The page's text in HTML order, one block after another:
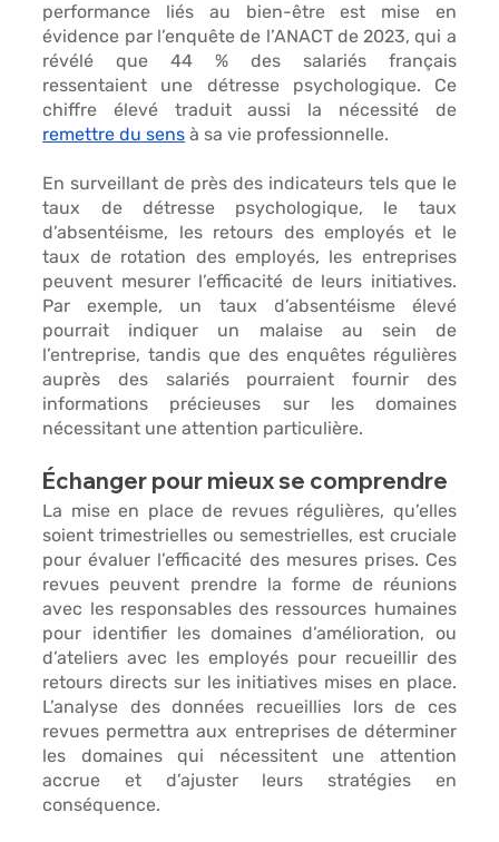
performance liés au bien-être est mise en
évidence par l’enquête de l’ANACT de 2023, qui a
révélé que 44 % des salariés français
ressentaient une détresse psychologique. Ce
chiffre élevé traduit aussi la nécessité de
remettre du sens à sa vie professionnelle.
En surveillant de près des indicateurs tels que le
taux de détresse psychologique, le taux
d’absentéisme, les retours des employés et le
taux de rotation des employés, les entreprises
peuvent mesurer l’efficacité de leurs initiatives.
Par exemple, un taux d’absentéisme élevé
pourrait indiquer un malaise au sein de
l’entreprise, tandis que des enquêtes régulières
auprès des salariés pourraient fournir des
informations précieuses sur les domaines
nécessitant une attention particulière.
Échanger pour mieux se comprendre
La mise en place de revues régulières, qu’elles
soient trimestrielles ou semestrielles, est cruciale
pour évaluer l’efficacité des mesures prises. Ces
revues peuvent prendre la forme de réunions
avec les responsables des ressources humaines
pour identifier les domaines d’amélioration, ou
d’ateliers avec les employés pour recueillir des
retours directs sur les initiatives mises en place.
L’analyse des données recueillies lors de ces
revues permettra aux entreprises de déterminer
les domaines qui nécessitent une attention
accrue et d’ajuster leurs stratégies en
conséquence.